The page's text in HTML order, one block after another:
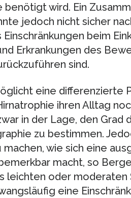
benötigt wird. Ein
jedoch nicht sicher
Einschränkungen beim
Erkrankungen des
sind.
eine differenzierte
ihren Alltag
in der Lage, den Grad
zu bestimmen.
machen, wie sich eine
macht, so
leichten oder moderaten
eine